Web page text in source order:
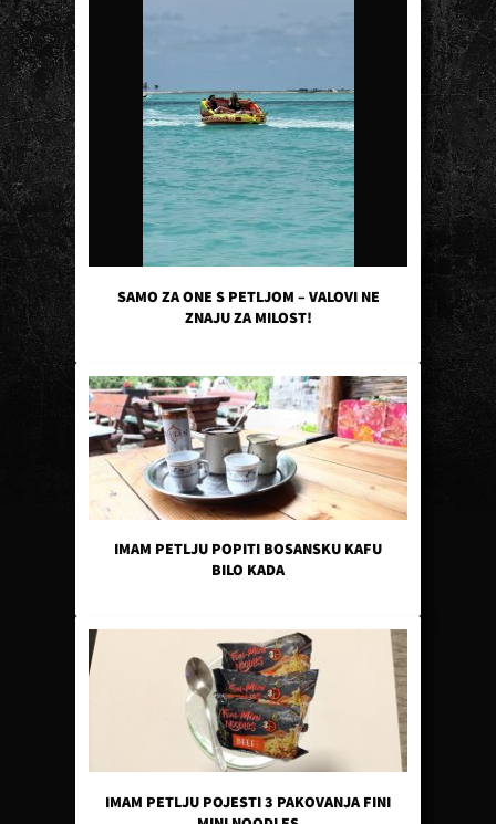
SAMO ZA ONE S PETLJOM – VALOVI NE
ZNAJU ZA MILOST!
IMAM PETLJU POPITI BOSANSKU KAFU
BILO KADA
IMAM PETLJU POJESTI 3 PAKOVANJA FINI